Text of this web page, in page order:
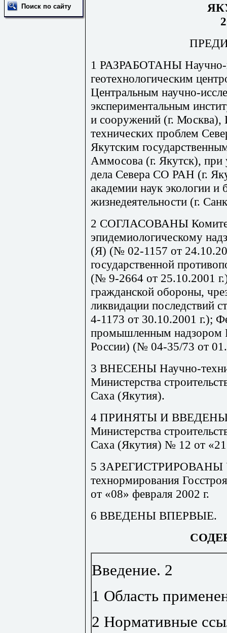
Поиск по сайту
1 РАЗРАБОТАНЫ Научно-
геотехнологическим
Центральным научно-
экспериментальным
и сооружений (г. Москва),
технических проблем
Якутским
Аммосова (г. Якутск), при
дела Севера СО РАН (г.
академии наук экологии и
жизнедеятельности (г.
2 СОГЛАСОВАНЫ
эпидемиологическому
(Я) (№ 02-1157 от
государственной
(№ 9-2664 от 25.10.2001
гражданской обороны,
ликвидации последствий
4-1173 от 30.10.2001 г.);
промышленным надзором
России) (№ 04-35/73 от
3 ВНЕСЕНЫ Научно-
Министерства
Саха (Якутия).
4 ПРИНЯТЫ И ВВЕДЕНЫ
Министерства
Саха (Якутия) № 12 от
5 ЗАРЕГИСТРИРОВАНЫ
технормирования
от «08» февраля 2002 г.
6 ВВЕДЕНЫ ВПЕРВЫЕ.
Введение. 2
1 Область
2 Нормативные